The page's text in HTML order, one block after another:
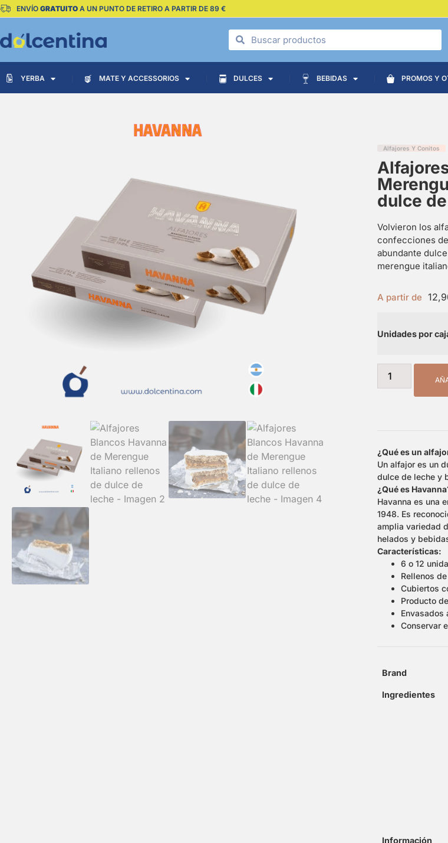
ENVÍO GRATUITO A UN PUNTO DE RETIRO A PARTIR DE 89 €
YERBA MATE Y ACCESSORIOS DULCES BEBIDAS PROMOS Y
Alfajores Y Conitos
dulce
Volvieron los
confecciones
abundante
merengue
A partir de
Unidades por
¿Qué es un
Un alfajor es un
dulce de leche y
¿Qué es
Havanna es una
1948. Es
amplia variedad
helados y
Características:
6 o 12
Rellenos
Cubiertos
Producto
Envasados
Conservar
Brand
Ingredientes
Información